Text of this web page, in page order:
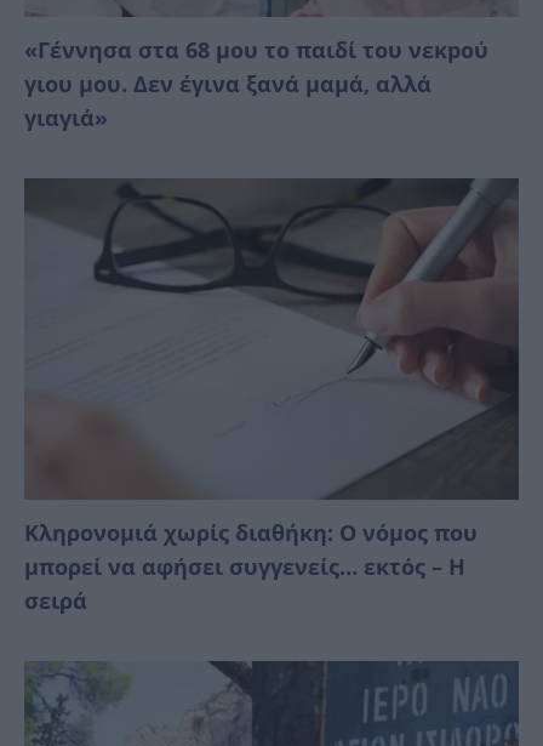
«Γέννησα στα 68 μου το παιδί του νεκpού
γιου μου. Δεν έγινα ξανά μαμά, αλλά
γιαγιά»
Κληρονομιά χωρίς διαθήκη: Ο νόμος που
μπορεί να αφήσει συγγενείς… εκτός – Η
σειρά